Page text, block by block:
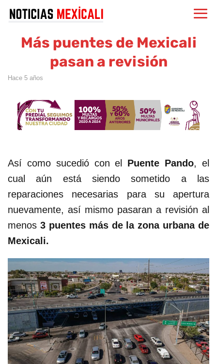
Más puentes de Mexicali
pasan a revisión
hace 5 años
Así como sucedió con el Puente Pando, el
cual aún está siendo sometido a las
reparaciones necesarias para su apertura
nuevamente, así mismo pasaran a revisión al
menos 3 puentes más de la zona urbana de
Mexicali.